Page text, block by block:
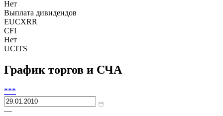
Нет
Выплата дивидендов
EUCXRR
CFI
Нет
UCITS
График торгов и СЧА
***
—